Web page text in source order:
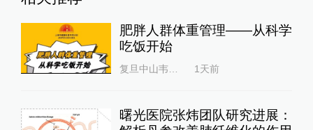
肥胖人群体重管理——从科学
吃饭开始
1天前
曙光医院张炜团队研究进展：